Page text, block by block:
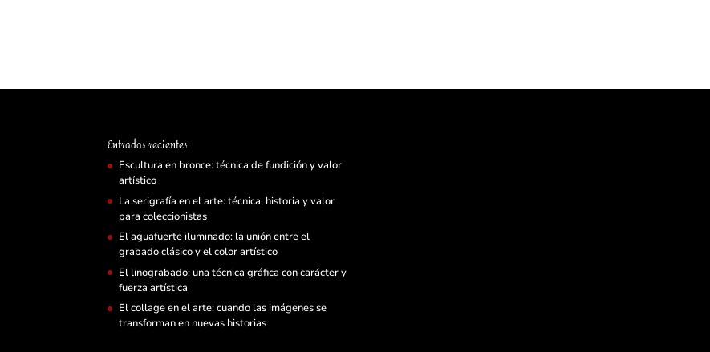
Entradas recientes
Escultura en bronce: técnica de fundición y valor
artístico
La serigrafía en el arte: técnica, historia y valor
para coleccionistas
El aguafuerte iluminado: la unión entre el
grabado clásico y el color artístico
El linograbado: una técnica gráfica con carácter y
fuerza artística
El collage en el arte: cuando las imágenes se
transforman en nuevas historias